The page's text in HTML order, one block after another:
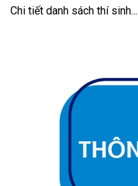
Chi tiết danh sách thí sinh...